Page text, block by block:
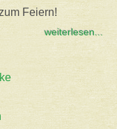
Feiern!
weiterlesen...